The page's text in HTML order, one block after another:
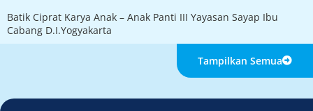
Batik Ciprat Karya Anak – Anak Panti III Yayasan Sayap Ibu
Cabang D.I.Yogyakarta
Tampilkan Semua